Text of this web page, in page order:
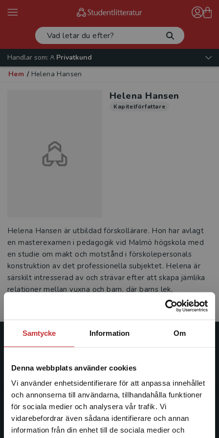
Samtycke Information Om
Denna webbplats använder cookies
Vi använder enhetsidentifierare för att anpassa innehållet
och annonserna till användarna, tillhandahålla funktioner
för sociala medier och analysera vår trafik. Vi
vidarebefordrar även sådana identifierare och annan
information från din enhet till de sociala medier och
Begränsad fraktregion
Handlar som:
Privatkund
Hem / Helena Hansen
Helena Hansen
Kapitelförfattare
Helena Hansen är utbildad förskollärare. Hon har avlagt
en masterexamen i pedagogik vid Malmö högskola med
en studie om makt och motstånd i förskolepersonals
konstruktion av det professionella subjektet. Helena är
särskilt intresserad av och strävar efter att skapa jämlika
relationer mellan vuxna och barn, där barns lek,
Studentlitteratur
Studentlitteratur grundades 1963 och är idag Sveriges
ledande utbildningsförlag. Med läromedel, kurslitteratur,
facklitteratur, utbildningar och digitala
informationstjänster i utbudet, finns Studentlitteratur med
längs hela kunskapsresan.